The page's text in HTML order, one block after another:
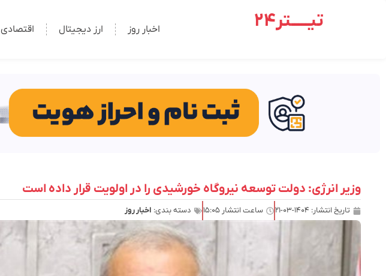
تیـــــتر24 اخبار روز ارز دیجیتال اقتصادی
وزیر انرژی: دولت توسعه نیروگاه خورشیدی را در اولویت قرار داده است
تاریخ انتشار: ۱۴۰۴-۰۳-۲۱ ساعت انتشار ۱۵:۰۵ دسته بندی: اخبار روز